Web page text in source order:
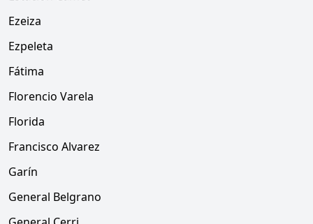
Ezeiza
Ezpeleta
Fátima
Florencio Varela
Florida
Francisco Alvarez
Garín
General Belgrano